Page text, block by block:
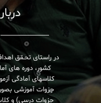
در راستای تحـقق
کشور، دوره های
کلاسهای آمادگی
جزوات آموزشی
جزوات درسی) و